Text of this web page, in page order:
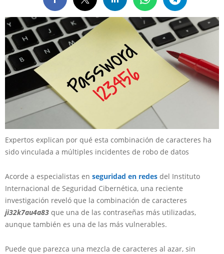
Expertos explican por qué esta combinación de caracteres ha
sido vinculada a múltiples incidentes de robo de datos
Acorde a especialistas en seguridad en redes del Instituto
Internacional de Seguridad Cibernética, una reciente
investigación reveló que la combinación de caracteres
ji32k7au4a83 que una de las contraseñas más utilizadas,
aunque también es una de las más vulnerables.
Puede que parezca una mezcla de caracteres al azar, sin